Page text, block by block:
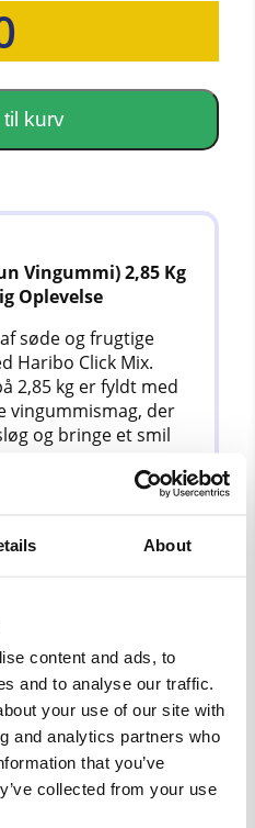
About
content and ads, to
and to analyse our traffic.
your use of our site with
and analytics partners who
that you’ve
collected from your use
kurv
Vingummi) 2,85 Kg
Oplevelse
​​søde og frugtige
Haribo Click Mix.
2,85 kg er fyldt med
vingummismag, der
og bringe et smil
sprøde tekstur og
som hver enkelt
som jordbær og
varianter som
vil du finde noget
fra filmhygge
fest med venner, er
del af